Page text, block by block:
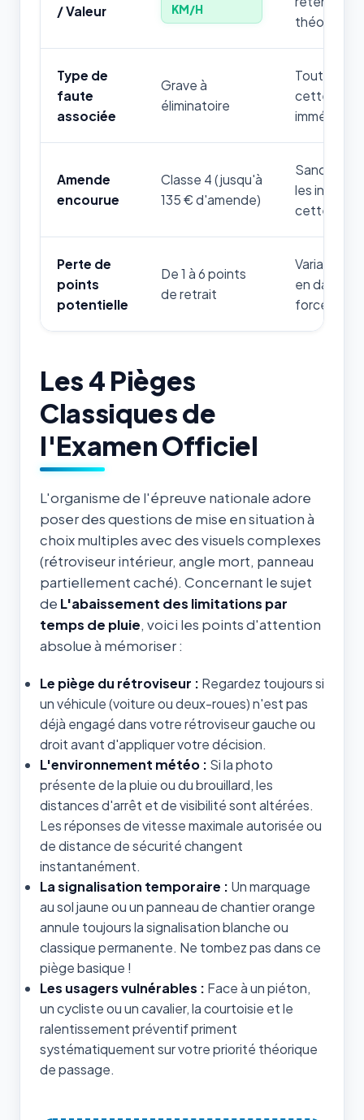
/ Valeur KM/H
théorique.
Type de
faute
associée
Grave à
éliminatoire
Toute
cette
Amende
encourue
Classe 4 (jusqu'à
135 € d'amende)
Sanction
les
cette
Perte de
points
potentielle
De 1 à 6 points
de retrait
Variable
en danger
forces de
Les 4 Pièges
Classiques de
l'Examen Officiel
L'organisme de l'épreuve nationale adore
poser des questions de mise en situation à
choix multiples avec des visuels complexes
(rétroviseur intérieur, angle mort, panneau
partiellement caché). Concernant le sujet
de L'abaissement des limitations par
temps de pluie, voici les points d'attention
absolue à mémoriser :
Le piège du rétroviseur : Regardez toujours si
un véhicule (voiture ou deux-roues) n'est pas
déjà engagé dans votre rétroviseur gauche ou
droit avant d'appliquer votre décision.
L'environnement météo : Si la photo
présente de la pluie ou du brouillard, les
distances d'arrêt et de visibilité sont altérées.
Les réponses de vitesse maximale autorisée ou
de distance de sécurité changent
instantanément.
La signalisation temporaire : Un marquage
au sol jaune ou un panneau de chantier orange
annule toujours la signalisation blanche ou
classique permanente. Ne tombez pas dans ce
piège basique !
Les usagers vulnérables : Face à un piéton,
un cycliste ou un cavalier, la courtoisie et le
ralentissement préventif priment
systématiquement sur votre priorité théorique
de passage.